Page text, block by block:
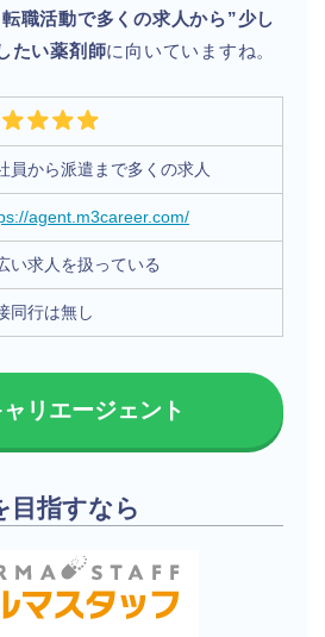
転職活動で多くの求人から”少し
たい薬剤師に向いていますね。
員から派遣まで多くの求人
agent.m3career.com/
い求人を扱っている
同行は無し
リエージェント
目指すなら